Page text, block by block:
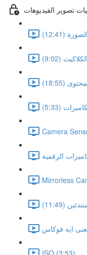
تصوير الفيديوهات
(12:41)
الكلاكيت (9:02)
(18:55)
(5:33)
Mirrorless
(11:49)
ISO (3:53)